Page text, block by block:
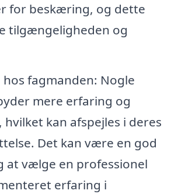
for beskæring, og dette
tilgængeligheden og
fagmanden: Nogle
mere erfaring og
hvilket kan afspejles i deres
Det kan være en god
at vælge en professionel
erfaring i